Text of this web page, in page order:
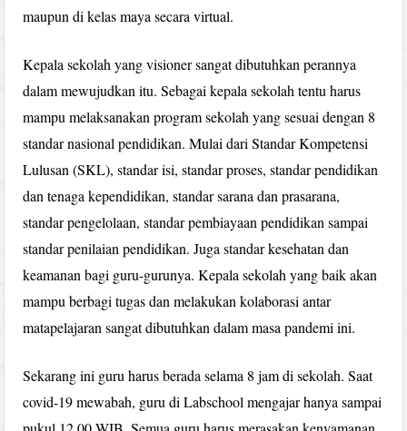
maupun di kelas maya secara virtual.
Kepala sekolah yang visioner sangat dibutuhkan perannya
dalam mewujudkan itu. Sebagai kepala sekolah tentu harus
mampu melaksanakan program sekolah yang sesuai dengan 8
standar nasional pendidikan. Mulai dari Standar Kompetensi
Lulusan (SKL), standar isi, standar proses, standar pendidikan
dan tenaga kependidikan, standar sarana dan prasarana,
standar pengelolaan, standar pembiayaan pendidikan sampai
standar penilaian pendidikan. Juga standar kesehatan dan
keamanan bagi guru-gurunya. Kepala sekolah yang baik akan
mampu berbagi tugas dan melakukan kolaborasi antar
matapelajaran sangat dibutuhkan dalam masa pandemi ini.
Sekarang ini guru harus berada selama 8 jam di sekolah. Saat
covid-19 mewabah, guru di Labschool mengajar hanya sampai